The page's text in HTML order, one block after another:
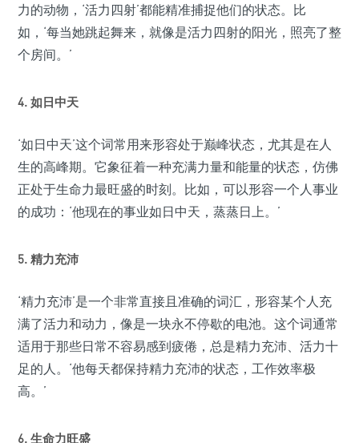
力的动物，‘活力四射’都能精准捕捉他们的状态。比
如，‘每当她跳起舞来，就像是活力四射的阳光，照亮了整
个房间。’
4. 如日中天
‘如日中天’这个词常用来形容处于巅峰状态，尤其是在人
生的高峰期。它象征着一种充满力量和能量的状态，仿佛
正处于生命力最旺盛的时刻。比如，可以形容一个人事业
的成功：‘他现在的事业如日中天，蒸蒸日上。’
5. 精力充沛
‘精力充沛’是一个非常直接且准确的词汇，形容某个人充
满了活力和动力，像是一块永不停歇的电池。这个词通常
适用于那些日常不容易感到疲倦，总是精力充沛、活力十
足的人。‘他每天都保持精力充沛的状态，工作效率极
高。’
6. 生命力旺盛